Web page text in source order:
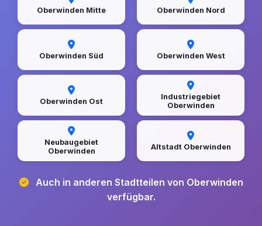
Oberwinden Mitte Oberwinden Nord
Oberwinden Süd Oberwinden West
Oberwinden Ost
Industriegebiet
Oberwinden
Neubaugebiet
Oberwinden
Altstadt Oberwinden
Auch in anderen Stadtteilen von Oberwinden
verfügbar.